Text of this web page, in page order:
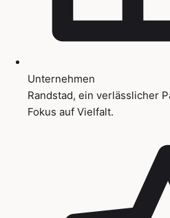
Unternehmen
Randstad, ein verlässlicher
Fokus auf Vielfalt.